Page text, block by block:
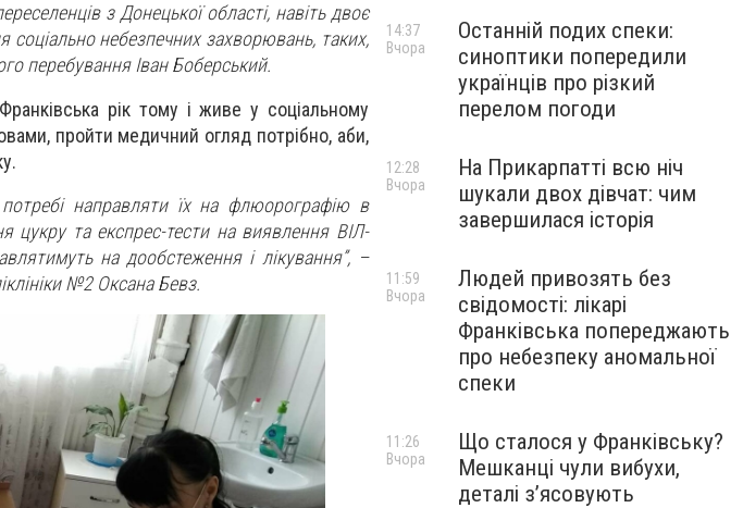
з Донецької області, навіть двоє
соціально небезпечних захворювань, таких,
перебування Іван Боберський.
рік тому і живе у соціальному
пройти медичний огляд потрібно, аби,
потребі направляти їх на флюорографію в
цукру та експрес-тести на виявлення ВІЛ-
на дообстеження і лікування”, –
№2 Оксана Бевз.
Останній подих спеки:
синоптики попередили
українців про різкий
перелом погоди
14:37
Вчора
На Прикарпатті всю ніч
шукали двох дівчат: чим
завершилася історія
12:28
Вчора
Людей привозять без
свідомості: лікарі
Франківська попереджають
про небезпеку аномальної
спеки
11:59
Вчора
Що сталося у Франківську?
Мешканці чули вибухи,
деталі з’ясовують
11:26
Вчора